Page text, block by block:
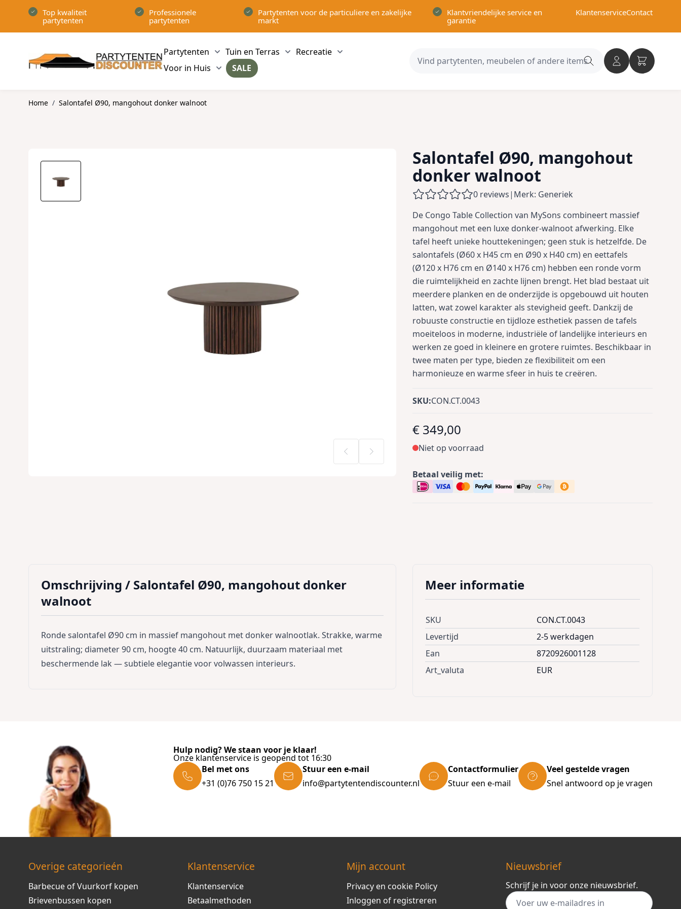
Top kwaliteit
partytenten
Professionele
partytenten
Partytenten voor de particuliere en zakelijke
markt
Klantvriendelijke service en
garantie
KlantenserviceContact
Partytenten
Show submenu for Partytenten category
Tuin en Terras
Show submenu for Tuin en Terras category
Recreatie
Show submenu for Recreatie category
Voor in Huis
Show submenu for Voor in Huis category
SALE
Search
Home / Salontafel Ø90, mangohout donker walnoot
Salontafel Ø90, mangohout
donker walnoot
0 reviews| Merk: Generiek
De Congo Table Collection van MySons combineert massief
mangohout met een luxe donker-walnoot afwerking. Elke
tafel heeft unieke houttekeningen; geen stuk is hetzelfde. De
salontafels (Ø60 x H45 cm en Ø90 x H40 cm) en eettafels
(Ø120 x H76 cm en Ø140 x H76 cm) hebben een ronde vorm
die ruimtelijkheid en zachte lijnen brengt. Het blad bestaat uit
meerdere planken en de onderzijde is opgebouwd uit houten
latten, wat zowel karakter als stevigheid geeft. Dankzij de
robuuste constructie en tijdloze esthetiek passen de tafels
moeiteloos in moderne, industriële of landelijke interieurs en
werken ze goed in kleinere en grotere ruimtes. Beschikbaar in
twee maten per type, bieden ze flexibiliteit om een
harmonieuze en warme sfeer in huis te creëren.
SKU:CON.CT.0043
€ 349,00
Niet op voorraad
Betaal veilig met:
Omschrijving / Salontafel Ø90, mangohout donker
walnoot
Ronde salontafel Ø90 cm in massief mangohout met donker walnootlak. Strakke, warme
uitstraling; diameter 90 cm, hoogte 40 cm. Natuurlijk, duurzaam materiaal met
beschermende lak — subtiele elegantie voor volwassen interieurs.
Meer informatie
SKU
CON.CT.0043
Levertijd
2-5 werkdagen
Ean
8720926001128
Art_valuta
EUR
Hulp nodig? We staan voor je klaar!
Onze klantenservice is geopend tot 16:30
Bel met ons
+31 (0)76 750 15 21
Stuur een e-mail
info@partytentendiscounter.nl
Contactformulier
Stuur een e-mail
Veel gestelde vragen
Snel antwoord op je vragen
Overige categorieén
Barbecue of Vuurkorf kopen
Brievenbussen kopen
Klantenservice
Klantenservice
Betaalmethoden
Mijn account
Privacy en cookie Policy
Inloggen of registreren
Nieuwsbrief
Schrijf je in voor onze nieuwsbrief.
E-mail adres